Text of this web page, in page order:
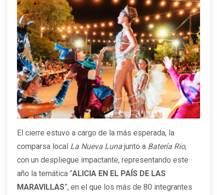
El cierre estuvo a cargo de la más esperada, la
comparsa local La Nueva Luna junto a Batería Rio,
con un despliegue impactante, representando este
año la temática “ALICIA EN EL PAÍS DE LAS
MARAVILLAS”, en el que los más de 80 integrantes